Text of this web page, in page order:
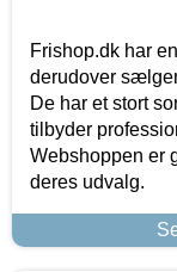
Frishop.dk har
derudover
De har et stort
tilbyder
Webshoppen er
deres udvalg.